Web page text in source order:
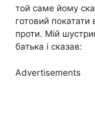
той саме йому
готовий
проти. Мій
батька і сказав:
Advertisements